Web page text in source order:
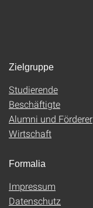
Zielgruppe
Studierende
Beschäftigte
Alumni und Förderer
Wirtschaft
Formalia
Impressum
Datenschutz